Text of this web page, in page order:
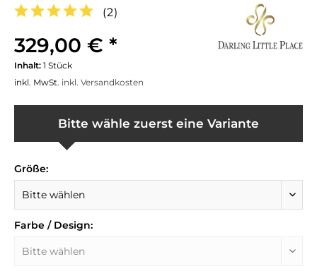
(2)
329,00 € *
Inhalt: 1 Stück
inkl. MwSt. inkl. Versandkosten
Bitte wähle zuerst eine Variante
Größe:
Farbe / Design: